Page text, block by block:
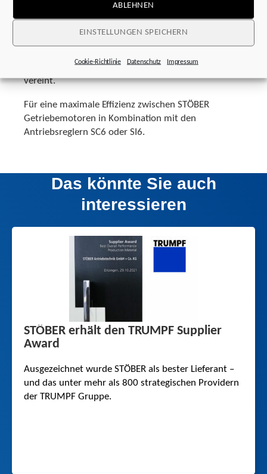
ABLEHNEN
EINSTELLUNGEN SPEICHERN
Cookie-Richtlinie Datenschutz Impressum
platzsparend und kostengünstig unter einem Mantel
vereint.
Für eine maximale Effizienz zwischen STÖBER
Getriebemotoren in Kombination mit den
Antriebsreglern SC6 oder SI6.
Das könnte Sie auch
interessieren
STÖBER erhält den TRUMPF Supplier
Award
Ausgezeichnet wurde STÖBER als bester Lieferant –
und das unter mehr als 800 strateg­i­schen Providern
der TRUMPF Gruppe.